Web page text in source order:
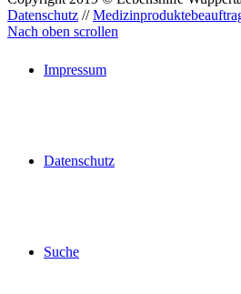
Impressum
Datenschutz
Suche
Datenschutz //
Nach oben scrollen